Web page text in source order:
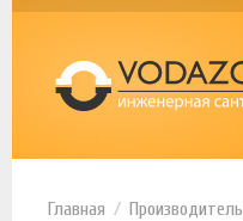
Производитель